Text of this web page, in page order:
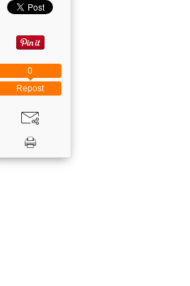
Repost
0